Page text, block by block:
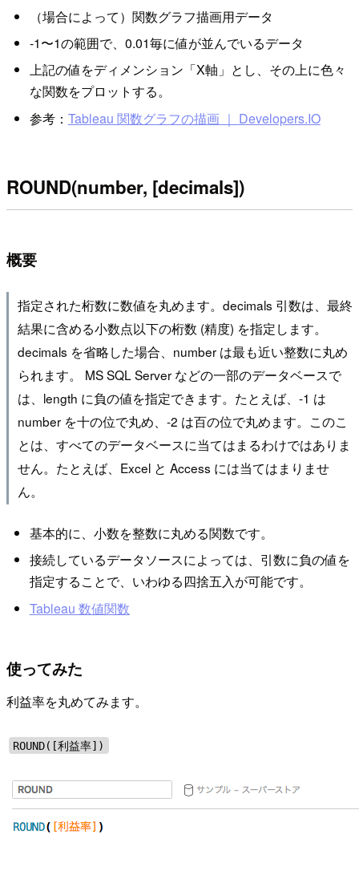
（場合によって）関数グラフ描画用データ
-1〜1の範囲で、0.01毎に値が並んでいるデータ
上記の値をディメンション「X軸」とし、その上に色々
な関数をプロットする。
参考： Tableau 関数グラフの描画 ｜ Developers.IO
ROUND(number, [decimals])
概要
指定された桁数に数値を丸めます。decimals 引数は、最終
結果に含める小数点以下の桁数 (精度) を指定します。
decimals を省略した場合、number は最も近い整数に丸め
られます。 MS SQL Server などの一部のデータベースで
は、length に負の値を指定できます。たとえば、-1 は
number を十の位で丸め、-2 は百の位で丸めます。このこ
とは、すべてのデータベースに当てはまるわけではありま
せん。たとえば、Excel と Access には当てはまりませ
ん。
基本的に、小数を整数に丸める関数です。
接続しているデータソースによっては、引数に負の値を
指定することで、いわゆる四捨五入が可能です。
Tableau 数値関数
使ってみた
利益率を丸めてみます。
ROUND([利益率])